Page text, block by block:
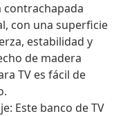
contrachapada
con una superficie
estabilidad y
de madera
TV es fácil de
Este banco de TV